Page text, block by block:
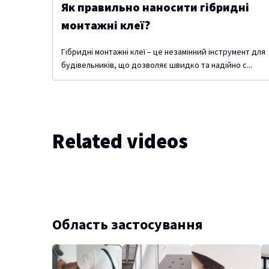
Як правильно наносити гібридні
монтажні клеї?
Гібридні монтажні клеї – це незамінний інструмент для
будівельників, що дозволяє швидко та надійно с...
Related videos
Область застосування